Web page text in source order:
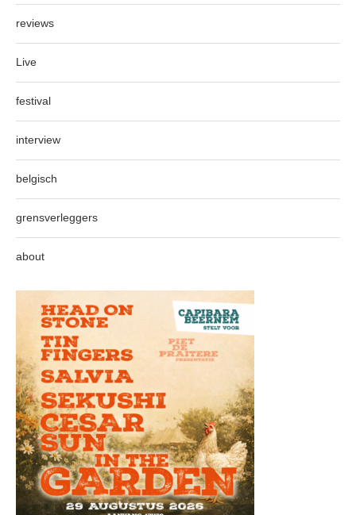
reviews
Live
festival
interview
belgisch
grensverleggers
about